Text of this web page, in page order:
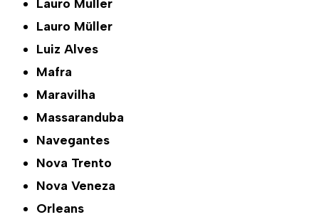
Lauro Muller
Lauro Müller
Luiz Alves
Mafra
Maravilha
Massaranduba
Navegantes
Nova Trento
Nova Veneza
Orleans